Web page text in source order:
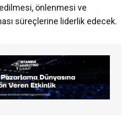
önlenmesi ve
süreçlerine liderlik edecek.